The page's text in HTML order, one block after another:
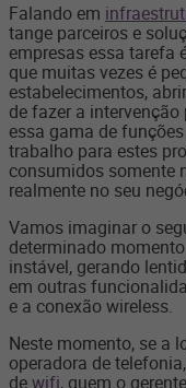
Falando em
tange parceiros e
empresas essa tarefa
que muitas vezes é
estabelecimentos,
de fazer a
essa gama de
trabalho para estes
consumidos somente
realmente no seu
Vamos imaginar o
determinado
instável, gerando
em outras
e a conexão wireless.
Neste momento, se a
operadora de
dewifi, quem o